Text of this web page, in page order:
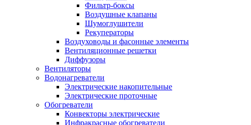
Фильтр-боксы
Воздушные клапаны
Шумоглушители
Рекуператоры
Воздуховоды и фасонные элементы
Вентиляционные решетки
Диффузоры
Вентиляторы
Водонагреватели
Электрические накопительные
Электрические проточные
Обогреватели
Конвекторы электрические
Инфракрасные обогреватели